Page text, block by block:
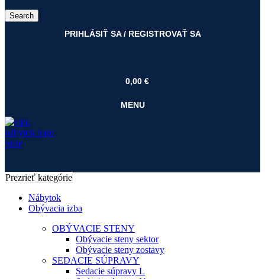
Search
PRIHLÁSIŤ SA / REGISTROVAŤ SA
0,00 €
MENU
Prezrieť kategórie
Nábytok
Obývacia izba
OBÝVACIE STENY
Obývacie steny sektor
Obývacie steny zostavy
SEDACIE SÚPRAVY
Sedacie súpravy L